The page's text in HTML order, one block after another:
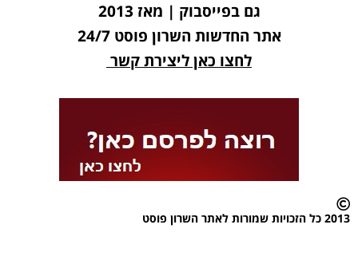
גם בפייסבוק | מאז 2013
אתר החדשות השרון פוסט 24/7
לחצו כאן ליצירת קשר
2013 כל הזכויות שמורות לאתר השרון פוסט